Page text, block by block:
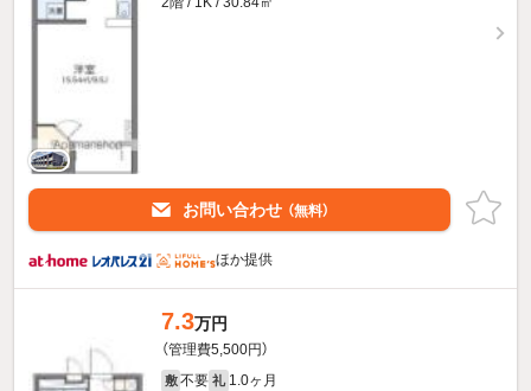
お問い合わせ （無料）
ほか提供
7.3万円
（管理費5,500円）
敷 不要 礼 1.0ヶ月